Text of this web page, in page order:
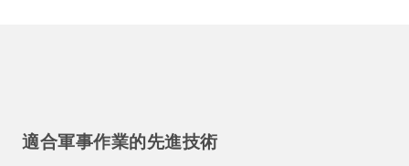
適合軍事作業的先進技術